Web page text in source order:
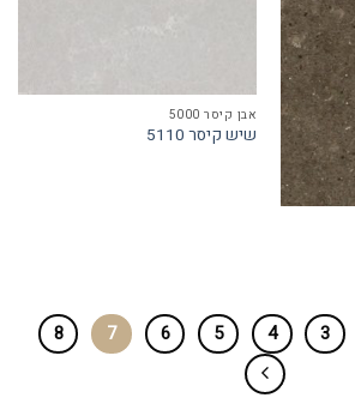
אבן קיסר 5000
שיש קיסר 5110
3
4
5
6
7
8